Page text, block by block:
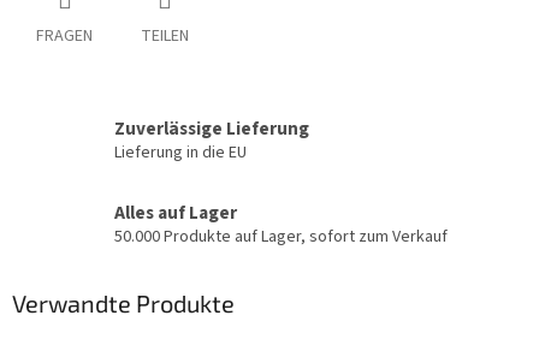
FRAGEN TEILEN
Zuverlässige Lieferung
Lieferung in die EU
Alles auf Lager
50.000 Produkte auf Lager, sofort zum Verkauf
Verwandte Produkte